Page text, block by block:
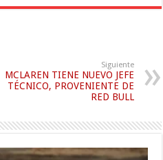
Siguiente
MCLAREN TIENE NUEVO JEFE
TÉCNICO, PROVENIENTE DE
RED BULL